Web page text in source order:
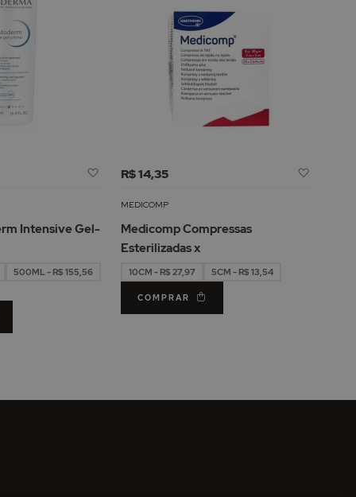
Adicionar
Lista
Desejos
Intensive Gel-
500ML - R$ 155,56
R$ 14,35
MEDICOMP
Medicomp Compressas
Esterilizadas x
10CM - R$ 27,97 5CM - R$ 13,54
COMPRAR